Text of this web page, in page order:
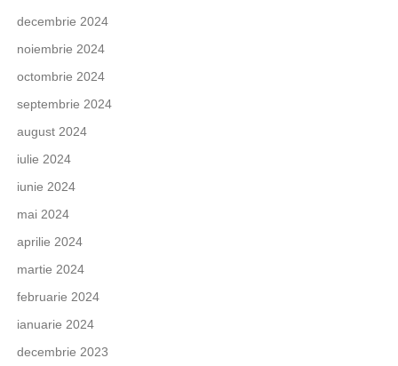
decembrie 2024
noiembrie 2024
octombrie 2024
septembrie 2024
august 2024
iulie 2024
iunie 2024
mai 2024
aprilie 2024
martie 2024
februarie 2024
ianuarie 2024
decembrie 2023